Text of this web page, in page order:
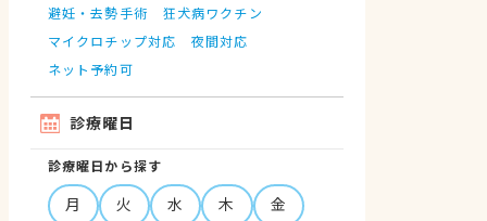
避妊・去勢手術
狂犬病ワクチン
マイクロチップ対応
夜間対応
ネット予約可
診療曜日
診療曜日から探す
月 火 水 木
金